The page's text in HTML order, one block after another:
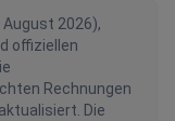
2026),
offiziellen
Rechnungen
Die